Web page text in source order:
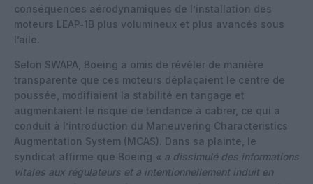
conséquences aérodynamiques de l’installation des
moteurs LEAP‑1B plus volumineux et plus avancés sous
l’aile.
Selon SWAPA, Boeing a omis de révéler de manière
transparente que ces moteurs déplaçaient le centre de
poussée, modifiaient la stabilité en tangage et
augmentaient le risque de tendance à cabrer, ce qui a
conduit à l’introduction du Maneuvering Characteristics
Augmentation System (MCAS). Dans sa plainte, le
syndicat affirme que Boeing « a dissimulé des informations
vitales aux régulateurs et a intentionnellement induit en